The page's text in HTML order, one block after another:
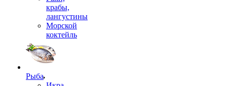
крабы,
лангустины
Морской
коктейль
Рыба